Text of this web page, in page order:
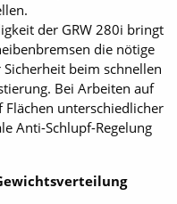
der GRW 280i bringt
die nötige
beim schnellen
Bei Arbeiten auf
Flächen unterschiedlicher
Anti-Schlupf-Regelung